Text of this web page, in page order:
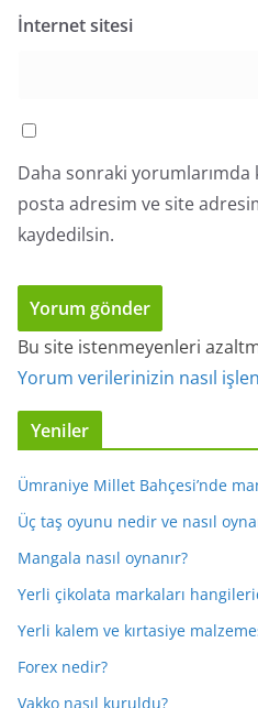
İnternet sitesi
Daha sonraki yorumlarımda
posta adresim ve site
kaydedilsin.
Bu site istenmeyenleri
Yorum verilerinizin nasıl
Yeniler
Ümraniye Millet Bahçesi’nde
Üç taş oyunu nedir ve nasıl
Mangala nasıl oynanır?
Yerli çikolata markaları
Yerli kalem ve kırtasiye
Forex nedir?
Vakko nasıl kuruldu?